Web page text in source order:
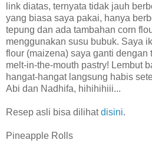
link diatas, ternyata tidak jauh
yang biasa saya pakai, hanya
tepung dan ada tambahan corn
menggunakan susu bubuk. Saya
flour (maizena) saya ganti dengan
melt-in-the-mouth pastry! Lembut
hangat-hangat langsung habis
Abi dan Nadhifa, hihihihiii...
Resep asli bisa dilihatdisini.
Pineapple Rolls